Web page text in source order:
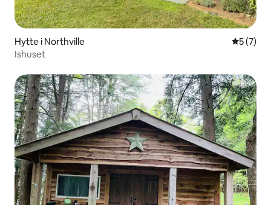
Hytte i Northville 5 ud af 5
5 (7)
Ishuset